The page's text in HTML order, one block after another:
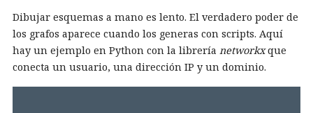
Dibujar esquemas a mano es lento. El verdadero poder de
los grafos aparece cuando los generas con scripts. Aquí
hay un ejemplo en Python con la librería networkxque
conecta un usuario, una dirección IP y un dominio.